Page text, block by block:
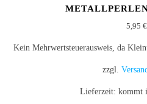
5,95 €
Kein Mehrwertsteuerausweis, da
zzgl.
Lieferzeit: kommt